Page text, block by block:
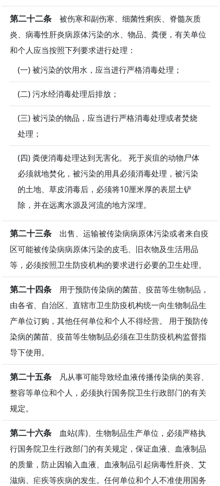
第二十二条 被伤寒和副伤寒、细菌性痢疾、脊髓灰质
炎、病毒性肝炎病原体污染的水、物品、粪便，有关单位
和个人应当按照下列要求进行处理：
(一) 被污染的饮用水，应当进行严格消毒处理；
(二) 污水经消毒处理后排放；
(三) 被污染的物品，应当进行严格消毒处理或者焚烧
处理；
(四) 粪便消毒处理达到无害化。 死于炭疽的动物尸体
必须就地焚化，被污染的用具必须消毒处理，被污染
的土地、草皮消毒后，必须将10厘米厚的表层土铲
除，并在远离水源及河流的地方深埋。
第二十三条 出售、运输被传染病病原体污染或者来自疫
区可能被传染病病原体污染的皮毛、旧衣物及生活用品
等，必须按照卫生防疫机构的要求进行必要的卫生处理。
第二十四条 用于预防传染病的菌苗、疫苗等生物制品，
由各省、自治区、直辖市卫生防疫机构统一向生物制品生
产单位订购，其他任何单位和个人不得经营。 用于预防传
染病的菌苗、疫苗等生物制品必须在卫生防疫机构监督指
导下使用。
第二十五条 凡从事可能导致经血液传播传染病的美容、
整容等单位和个人，必须执行国务院卫生行政部门的有关
规定。
第二十六条 血站(库)、生物制品生产单位，必须严格执
行国务院卫生行政部门的有关规定，保证血液、血液制品
的质量，防止因输入血液、血液制品引起病毒性肝炎、艾
滋病、疟疾等疾病的发生。任何单位和个人不准使用国务